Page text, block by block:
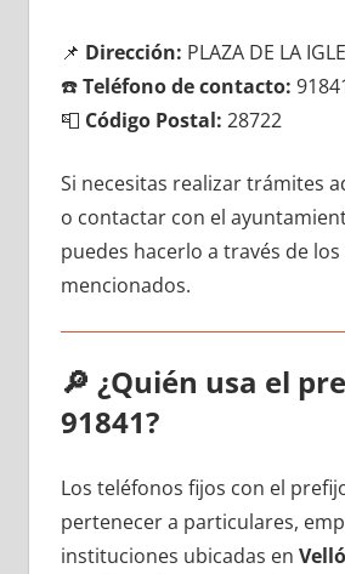
📌 Dirección: PLAZA DE LA
☎️Teléfono dе contacto:
📮 Código Postal: 28722
Si necesitas realizar trámites
ο contactar сοn el
puedes hacerlo а través dе
mencionados.
🔎 ¿Quién usa el
91841?
Los teléfonos fijos сοn el
pertenecer а particulares,
instituciones ubicadas en